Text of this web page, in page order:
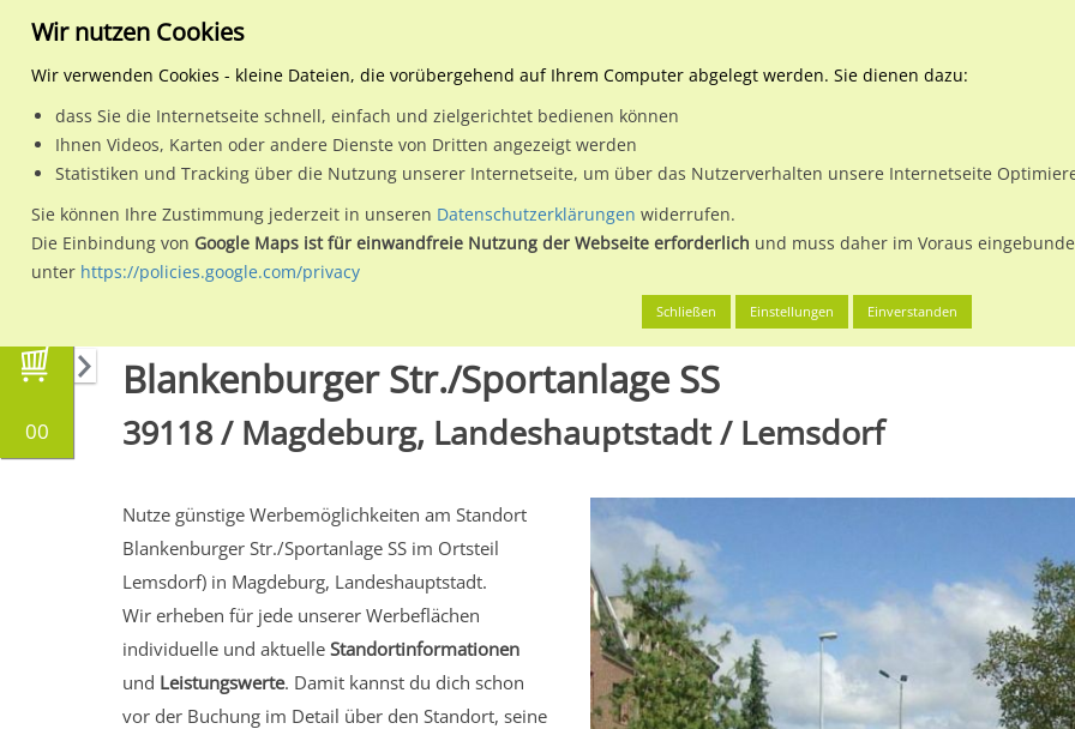
Planen & Buchen Plakatwerbung
Wähle den Werbestandort:
00
Magdeburg, Landeshauptstadt Blankenburger Str./Sportanlage SS
Blankenburger Str./Sportanlage SS
39118 / Magdeburg, Landeshauptstadt / Lemsdorf
Nutze günstige Werbemöglichkeiten am Standort
Blankenburger Str./Sportanlage SS im Ortsteil
Lemsdorf) in Magdeburg, Landeshauptstadt.
Wir erheben für jede unserer Werbeflächen
individuelle und aktuelle Standortinformationen
und Leistungswerte. Damit kannst du dich schon
vor der Buchung im Detail über den Standort, seine
Wir nutzen Cookies
Wir verwenden Cookies - kleine Dateien, die vorübergehend auf Ihrem Computer abgelegt werden. Sie dienen dazu:
dass Sie die Internetseite schnell, einfach und zielgerichtet bedienen können
Ihnen Videos, Karten oder andere Dienste von Dritten angezeigt werden
Statistiken und Tracking über die Nutzung unserer Internetseite, um über das Nutzerverhalten unsere Internetseite
Sie können Ihre Zustimmung jederzeit in unseren Datenschutzerklärungen widerrufen.
Die Einbindung von Google Maps ist für einwandfreie Nutzung der Webseite erforderlich und muss daher im Voraus
unter https://policies.google.com/privacy
Schließen Einstellungen Einverstanden